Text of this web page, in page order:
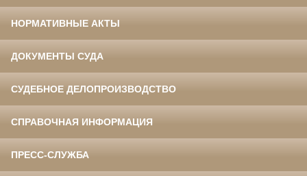
НОРМАТИВНЫЕ АКТЫ
ДОКУМЕНТЫ СУДА
СУДЕБНОЕ ДЕЛОПРОИЗВОДСТВО
СПРАВОЧНАЯ ИНФОРМАЦИЯ
ПРЕСС-СЛУЖБА